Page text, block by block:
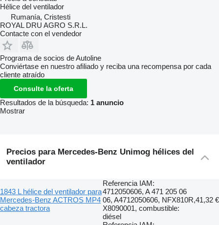
Hélice del ventilador
Rumanía, Cristesti
ROYAL DRU AGRO S.R.L.
Contacte con el vendedor
Programa de socios de Autoline
Conviértase en nuestro afiliado y reciba una recompensa por cada
cliente atraído
Consulte la oferta
Resultados de la búsqueda: 1 anuncio
Mostrar
Precios para Mercedes-Benz Unimog hélices del
ventilador
1843 L hélice del ventilador para
Mercedes-Benz ACTROS MP4
cabeza tractora
Referencia IAM:
4712050606, A 471 205 06
06, A4712050606, NFX810R,
X8090001, combustible:
diésel
41,32 €